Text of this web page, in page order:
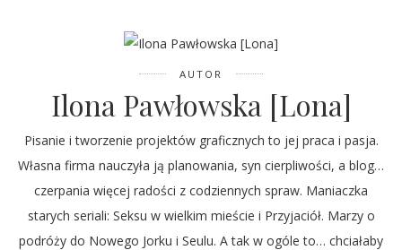
AUTOR
Ilona Pawłowska [Lona]
Pisanie i tworzenie projektów graficznych to jej praca i pasja.
Własna firma nauczyła ją planowania, syn cierpliwości, a blog…
czerpania więcej radości z codziennych spraw. Maniaczka
starych seriali: Seksu w wielkim mieście i Przyjaciół. Marzy o
podróży do Nowego Jorku i Seulu. A tak w ogóle to… chciałaby